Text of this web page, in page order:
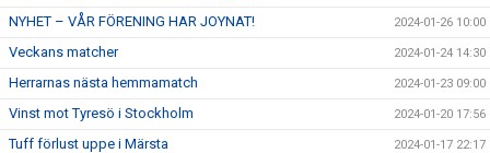
NYHET – VÅR FÖRENING HAR JOYNAT! 2024-01-26 10:00
Veckans matcher 2024-01-24 14:30
Herrarnas nästa hemmamatch 2024-01-23 09:00
Vinst mot Tyresö i Stockholm 2024-01-20 17:56
Tuff förlust uppe i Märsta 2024-01-17 22:17